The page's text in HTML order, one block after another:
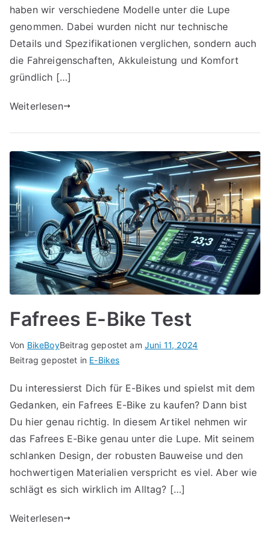
haben wir verschiedene Modelle unter die Lupe
genommen. Dabei wurden nicht nur technische
Details und Spezifikationen verglichen, sondern auch
die Fahreigenschaften, Akkuleistung und Komfort
gründlich […]
Weiterlesen
Fafrees E-Bike Test
Von BikeBoyBeitrag gepostet am Juni 11, 2024
Beitrag gepostet in E-Bikes
Du interessierst Dich für E-Bikes und spielst mit dem
Gedanken, ein Fafrees E-Bike zu kaufen? Dann bist
Du hier genau richtig. In diesem Artikel nehmen wir
das Fafrees E-Bike genau unter die Lupe. Mit seinem
schlanken Design, der robusten Bauweise und den
hochwertigen Materialien verspricht es viel. Aber wie
schlägt es sich wirklich im Alltag? […]
Weiterlesen